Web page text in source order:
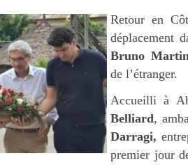
Retour en
déplacement
Bruno
de l’étranger.
Accueilli à
Belliard,
Darragi,
premier jour